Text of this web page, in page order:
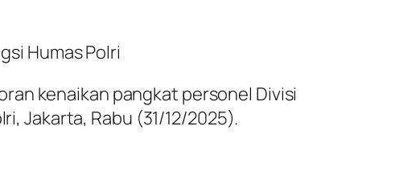
Humas Polri
kenaikan pangkat personel Divisi
Jakarta, Rabu (31/12/2025).